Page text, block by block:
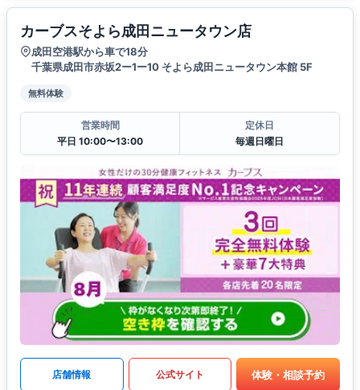
カーブスそよら成田ニュータウン店
成田空港駅から車で18分
千葉県成田市赤坂2ー1ー10 そよら成田ニュータウン本館 5F
無料体験
営業時間
平日 10:00〜13:00
定休日
毎週日曜日
店舗情報 公式サイト 体験・相談予約